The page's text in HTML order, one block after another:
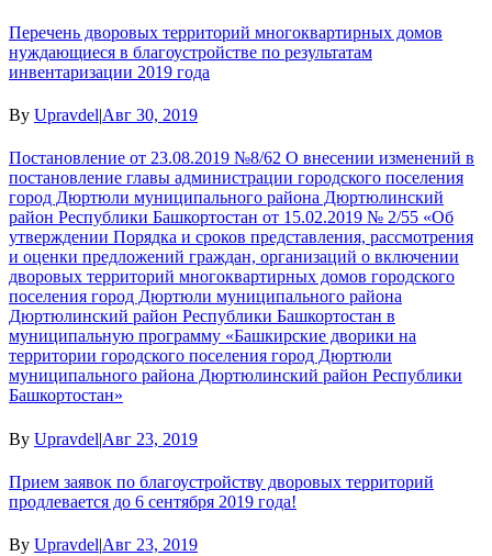
Перечень дворовых территорий многоквартирных домов
нуждающиеся в благоустройстве по результатам
инвентаризации 2019 года
By Upravdel|Авг 30, 2019
Постановление от 23.08.2019 №8/62 О внесении изменений в
постановление главы администрации городского поселения
город Дюртюли муниципального района Дюртюлинский
район Республики Башкортостан от 15.02.2019 № 2/55 «Об
утверждении Порядка и сроков представления, рассмотрения
и оценки предложений граждан, организаций о включении
дворовых территорий многоквартирных домов городского
поселения город Дюртюли муниципального района
Дюртюлинский район Республики Башкортостан в
муниципальную программу «Башкирские дворики на
территории городского поселения город Дюртюли
муниципального района Дюртюлинский район Республики
Башкортостан»
By Upravdel|Авг 23, 2019
Прием заявок по благоустройству дворовых территорий
продлевается до 6 сентября 2019 года!
By Upravdel|Авг 23, 2019